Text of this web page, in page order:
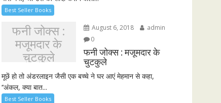
Best Seller Books
फनी जोक्स :
मजूमदार के
चुटकुले
August 6, 2018
admin
0
फनी जोक्स : मजूमदार के
चुटकुले
मूछें हो तो अंडरलाइन जैसी एक बच्चे ने घर आएं मेहमान से कहा,
‘‘अंकल, क्या बात...
Best Seller Books